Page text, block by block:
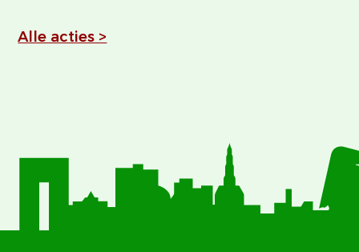
Alle acties >